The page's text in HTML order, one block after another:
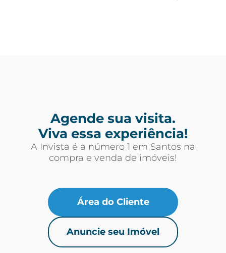
Agende sua visita.
Viva essa experiência!
A Invista é a número 1 em Santos na
compra e venda de imóveis!
Área do Cliente
Anuncie seu Imóvel